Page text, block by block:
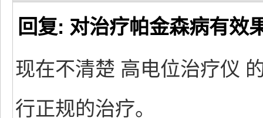
回复: 对治疗帕金森病有效
现在不清楚 高电位治疗仪
行正规的治疗。